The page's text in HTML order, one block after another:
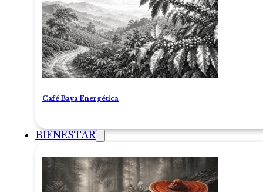
Café Baya Energética
BIENESTAR